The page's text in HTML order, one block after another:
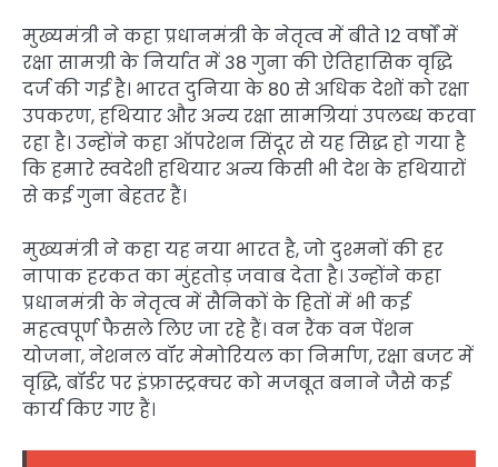
मुख्यमंत्री ने कहा प्रधानमंत्री के नेतृत्व में बीते 12 वर्षों में
रक्षा सामग्री के निर्यात में 38 गुना की ऐतिहासिक वृद्धि
दर्ज की गई है। भारत दुनिया के 80 से अधिक देशों को रक्षा
उपकरण, हथियार और अन्य रक्षा सामग्रियां उपलब्ध करवा
रहा है। उन्होंने कहा ऑपरेशन सिंदूर से यह सिद्ध हो गया है
कि हमारे स्वदेशी हथियार अन्य किसी भी देश के हथियारों
से कई गुना बेहतर हैं।
मुख्यमंत्री ने कहा यह नया भारत है, जो दुश्मनों की हर
नापाक हरकत का मुंहतोड़ जवाब देता है। उन्होंने कहा
प्रधानमंत्री के नेतृत्व में सैनिकों के हितों में भी कई
महत्वपूर्ण फैसले लिए जा रहे हैं। वन रैंक वन पेंशन
योजना, नेशनल वॉर मेमोरियल का निर्माण, रक्षा बजट में
वृद्धि, बॉर्डर पर इंफ्रास्ट्रक्चर को मजबूत बनाने जैसे कई
कार्य किए गए हैं।